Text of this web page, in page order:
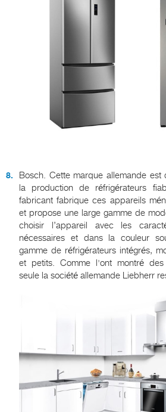
Bosch. Cette marque allemande
la production de réfrigérateurs
fabricant fabrique ces appareils
et propose une large gamme de
choisir l’appareil avec les
nécessaires et dans la couleur
gamme de réfrigérateurs intégrés,
et petits. Comme l'ont montré des
seule la société allemande Liebherr